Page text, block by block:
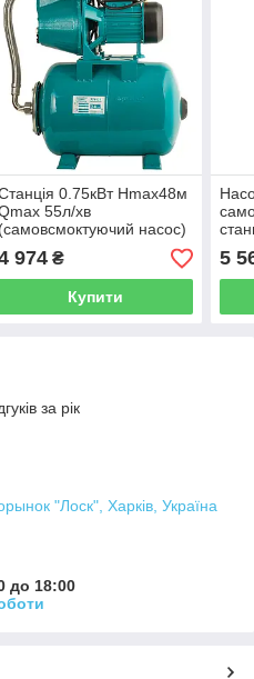
0.75кВт Hmax48м
55л/хв
(самовсмоктуючий насос)
24л Україна AQUATICA
24)
974₴
Купити
5
за рік
"Лоск", Харків, Україна
до 18:00